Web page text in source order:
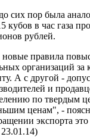
сих пор была
кубов в час газа
рублей.
правила
организаций за
А с другой -
и
по твердым
ценам", -
экспорта
23.01.14)